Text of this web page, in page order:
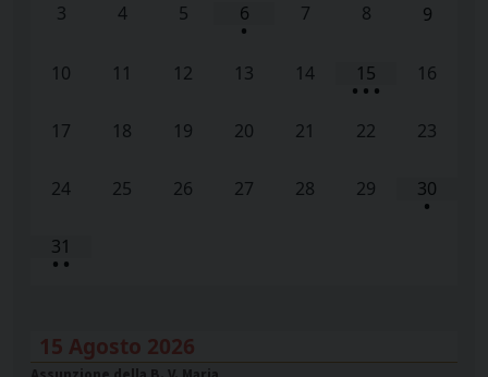
3 4 5 6
•
7 8 9
10 11 12 13 14 15
• • •
16
17 18 19 20 21 22 23
24 25 26 27 28 29 30
•
31
• •
15 Agosto 2026